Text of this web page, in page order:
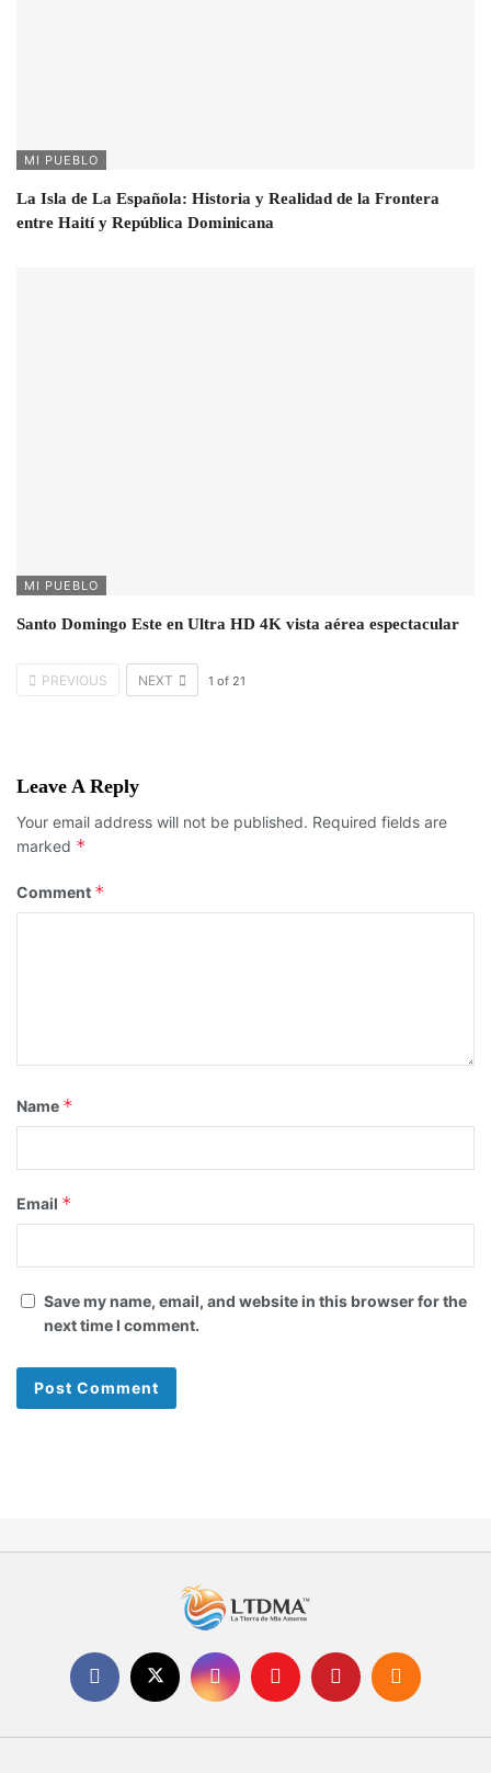
MI PUEBLO
La Isla de La Española: Historia y Realidad de la Frontera
entre Haití y República Dominicana
MI PUEBLO
Santo Domingo Este en Ultra HD 4K vista aérea espectacular
PREVIOUS NEXT 1 of 21
Leave A Reply
Your email address will not be published. Required fields are
marked *
Comment *
Name *
Email *
Save my name, email, and website in this browser for the
next time I comment.